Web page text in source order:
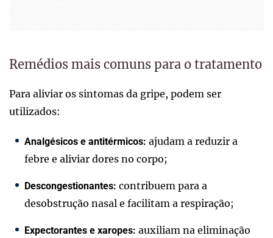
Remédios mais comuns para o tratamento
Para aliviar os sintomas da gripe, podem ser
utilizados:
Analgésicos e antitérmicos: ajudam a reduzir a
febre e aliviar dores no corpo;
Descongestionantes: contribuem para a
desobstrução nasal e facilitam a respiração;
Expectorantes e xaropes: auxiliam na eliminação